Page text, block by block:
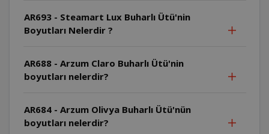
AR693 - Steamart Lux Buharlı Ütü'nin
Boyutları Nelerdir ?
AR688 - Arzum Claro Buharlı Ütü'nin
boyutları nelerdir?
AR684 - Arzum Olivya Buharlı Ütü'nün
boyutları nelerdir?